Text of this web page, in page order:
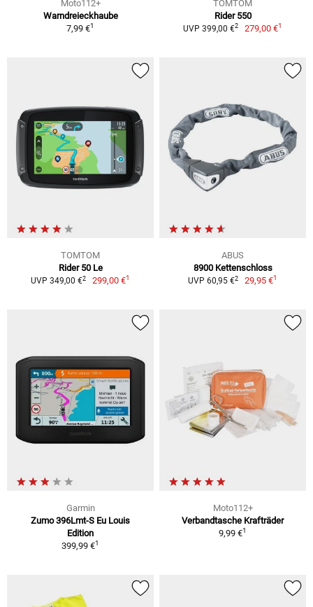
Moto112+
Warndreieckhaube
7,99 €1
TOMTOM
Rider 550
UVP 399,00 €2 279,00 €1
TOMTOM
Rider 50 Le
UVP 349,00 €2 299,00 €1
ABUS
8900 Kettenschloss
UVP 60,95 €2 29,95 €1
Garmin
Zumo 396Lmt-S Eu Louis
Edition
399,99 €1
Moto112+
Verbandtasche Krafträder
9,99 €1